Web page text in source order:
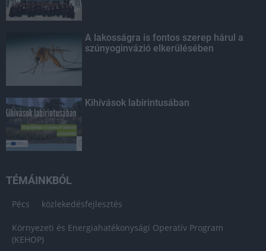
A lakosságra is fontos szerep hárul a
szúnyoginvázió elkerülésében
Kihívások labirintusában
TÉMÁINKBÓL
Pécs közlekedésfejlesztés
Környezeti és Energiahatékonysági Operatív Program
(KEHOP)